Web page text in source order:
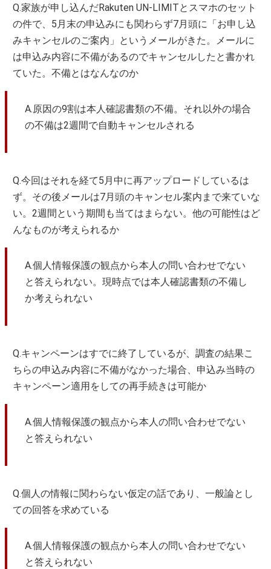
Q.家族が申し込んだRakuten UN-LIMITとスマホのセット
の件で、5月末の申込みにも関わらず7月頭に「お申し込
みキャンセルのご案内」というメールがきた。メールに
は申込み内容に不備があるのでキャンセルしたと書かれ
ていた。不備とはなんなのか
A.原因の9割は本人確認書類の不備。それ以外の場合
の不備は2週間で自動キャンセルされる
Q.今回はそれを経て5月中に再アップロードしているは
ず。その後メールは7月頭のキャンセル案内まで来ていな
い。2週間という期間も当てはまらない。他の可能性はど
んなものが考えられるか
A.個人情報保護の観点から本人の問い合わせでない
と答えられない。現時点では本人確認書類の不備し
か考えられない
Q.キャンペーンはすでに終了しているが、調査の結果こ
ちらの申込み内容に不備がなかった場合、申込み当時の
キャンペーン適用をしての再手続きは可能か
A.個人情報保護の観点から本人の問い合わせでない
と答えられない
Q.個人の情報に関わらない仮定の話であり、一般論とし
ての回答を求めている
A.個人情報保護の観点から本人の問い合わせでない
と答えられない